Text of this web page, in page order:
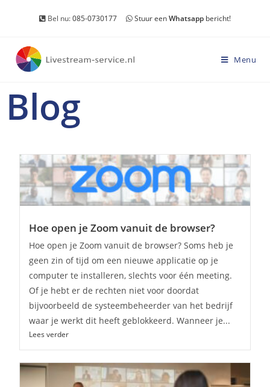
Bel nu:085-0730177 Stuur eenWhatsapp bericht!
Menu
Blog
Hoe open je Zoom vanuit de browser?
Hoe open je Zoom vanuit de browser? Soms heb je
geen zin of tijd om een nieuwe applicatie op je
computer te installeren, slechts voor één meeting.
Of je hebt er de rechten niet voor doordat
bijvoorbeeld de systeembeheerder van het bedrijf
waar je werkt dit heeft geblokkeerd. Wanneer je...
Lees verder